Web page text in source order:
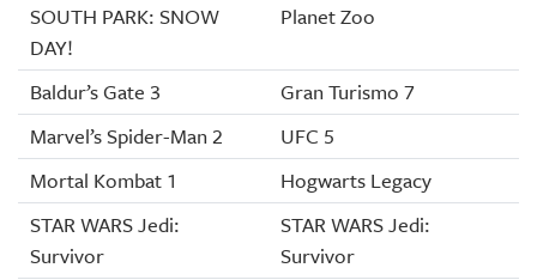
SOUTH PARK: SNOW
DAY!
Planet Zoo
Baldur’s Gate 3
Gran Turismo 7
Marvel’s Spider-Man 2
UFC 5
Mortal Kombat 1
Hogwarts Legacy
STAR WARS Jedi:
Survivor
STAR WARS Jedi:
Survivor